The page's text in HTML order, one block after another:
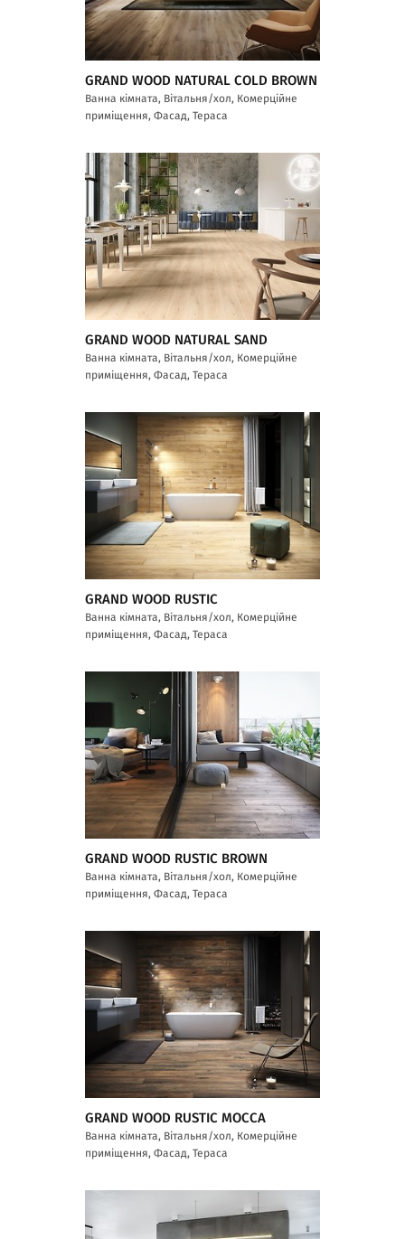
GRAND WOOD NATURAL COLD BROWN
Ванна кімната, Вітальня/хол, Комерційне
приміщення, Фасад, Тераса
GRAND WOOD NATURAL SAND
Ванна кімната, Вітальня/хол, Комерційне
приміщення, Фасад, Тераса
GRAND WOOD RUSTIC
Ванна кімната, Вітальня/хол, Комерційне
приміщення, Фасад, Тераса
GRAND WOOD RUSTIC BROWN
Ванна кімната, Вітальня/хол, Комерційне
приміщення, Фасад, Тераса
GRAND WOOD RUSTIC MOCCA
Ванна кімната, Вітальня/хол, Комерційне
приміщення, Фасад, Тераса